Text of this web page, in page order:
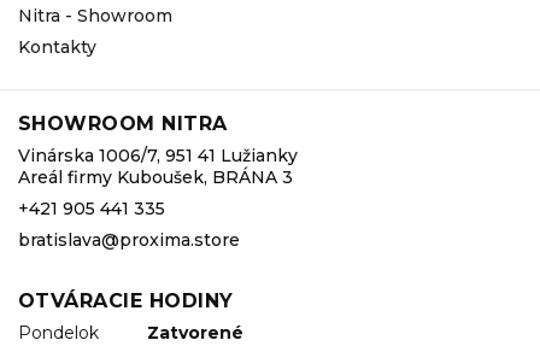
Nitra - Showroom
Kontakty
SHOWROOM NITRA
Vinárska 1006/7, 951 41 Lužianky
Areál firmy Kuboušek, BRÁNA 3
+421 905 441 335
bratislava@proxima.store
OTVÁRACIE HODINY
Pondelok
Zatvorené